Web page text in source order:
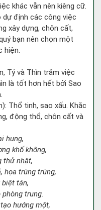
khác vẫn nên kiêng cữ.
dự định các công việc
xây dựng, chôn cất,
bạn nên chọn một
hiện.
Tý và Thìn trăm việc
là tốt hơn hết bởi Sao
Thổ tinh, sao xấu. Khắc
động thổ, chôn cất và
hung,
khố không,
thử nhật,
họa trùng trùng,
tán,
trung.
hướng một,